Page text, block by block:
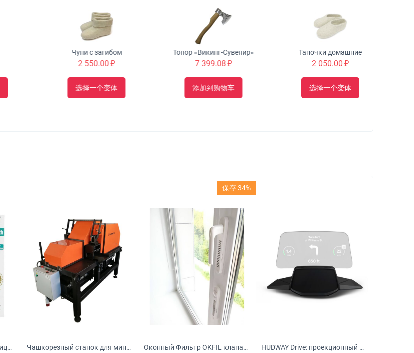
Чуни с загибом
2 550.00₽
选择一个变体
Топор «Викинг-Сувенир»
7 399.08₽
添加到购物车
Тапочки домашние
2 050.00₽
选择一个变体
Urah Joint Health Omega3 Мицеллярный крем с глюкозамином питает, омолаживает и укрепляет суставы Чашкорезный станок для минибруса "Туборд 2.0"
保存 34%
Оконный Фильтр OKFIL клапан для воздуха на пластиковые окна HUDWAY Drive: проекционный дисплей для автомобиля